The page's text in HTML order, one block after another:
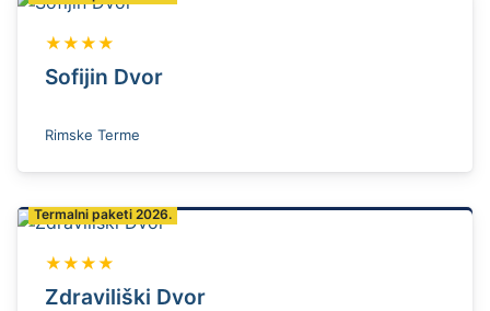
★★★★
Sofijin Dvor
Rimske Terme
Termalni paketi 2026.
★★★★
Zdraviliški Dvor